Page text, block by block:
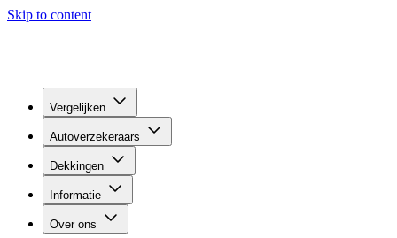
Skip to content
Vergelijken
Autoverzekeraars
Dekkingen
Informatie
Over ons